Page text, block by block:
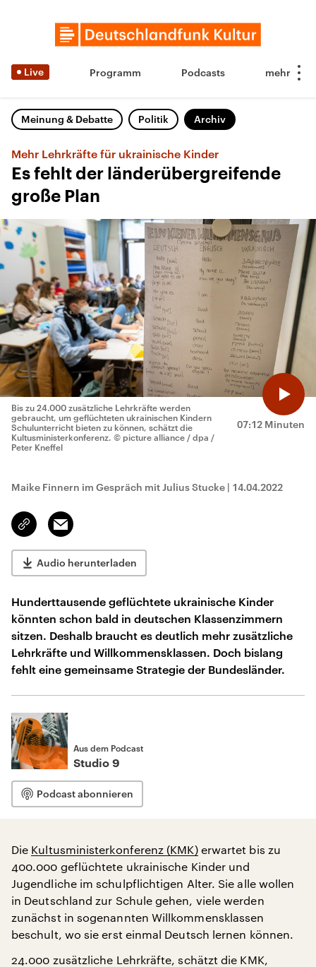
Live Programm Podcasts
Meinung & Debatte Politik Archiv
Mehr Lehrkräfte für ukrainische Kinder
Es fehlt der länderübergreifende
große Plan
07:12 Minuten
Bis zu 24.000 zusätzliche Lehrkräfte werden
gebraucht, um geflüchteten ukrainischen Kindern
Schulunterricht bieten zu können, schätzt die
Kultusministerkonferenz. © picture alliance / dpa /
Peter Kneffel
Maike Finnern im Gespräch mit Julius Stucke | 14.04.2022
Link
kopieren/teilen
Email
Audio herunterladen
Hunderttausende geflüchtete ukrainische Kinder
könnten schon bald in deutschen Klassenzimmern
sitzen. Deshalb braucht es deutlich mehr zusätzliche
Lehrkräfte und Willkommensklassen. Doch bislang
fehlt eine gemeinsame Strategie der Bundesländer.
Aus dem Podcast
Studio 9
Podcast abonnieren
Die Kultusministerkonferenz (KMK)erwartet bis zu
400.000 geflüchtete ukrainische Kinder und
Jugendliche im schulpflichtigen Alter. Sie alle wollen
in Deutschland zur Schule gehen, viele werden
zunächst in sogenannten Willkommensklassen
beschult, wo sie erst einmal Deutsch lernen können.
24.000 zusätzliche Lehrkräfte, schätzt die KMK,